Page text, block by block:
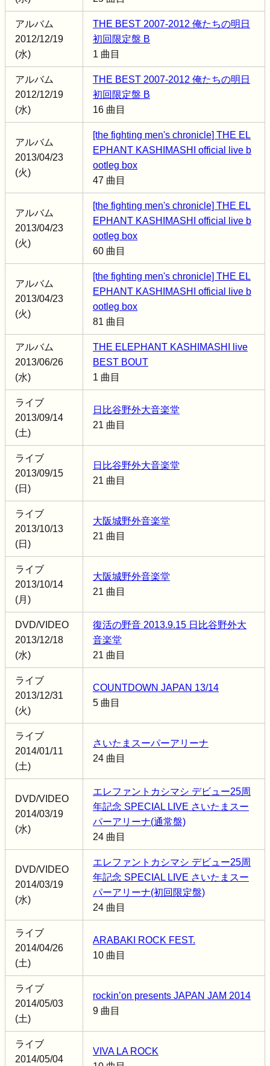
アルバム
2012/12/19
(水)
THE BEST 2007-2012 俺たちの明日
初回限定盤 B
1 曲目
アルバム
2012/12/19
(水)
THE BEST 2007-2012 俺たちの明日
初回限定盤 B
16 曲目
アルバム
2013/04/23
(火)
[the fighting men's chronicle] THE EL
EPHANT KASHIMASHI official live b
ootleg box
47 曲目
アルバム
2013/04/23
(火)
[the fighting men's chronicle] THE EL
EPHANT KASHIMASHI official live b
ootleg box
60 曲目
アルバム
2013/04/23
(火)
[the fighting men's chronicle] THE EL
EPHANT KASHIMASHI official live b
ootleg box
81 曲目
アルバム
2013/06/26
(水)
THE ELEPHANT KASHIMASHI live
BEST BOUT
1 曲目
ライブ
2013/09/14
(土)
日比谷野外大音楽堂
21 曲目
ライブ
2013/09/15
(日)
日比谷野外大音楽堂
21 曲目
ライブ
2013/10/13
(日)
大阪城野外音楽堂
21 曲目
ライブ
2013/10/14
(月)
大阪城野外音楽堂
21 曲目
DVD/VIDEO
2013/12/18
(水)
復活の野音 2013.9.15 日比谷野外大
音楽堂
21 曲目
ライブ
2013/12/31
(火)
COUNTDOWN JAPAN 13/14
5 曲目
ライブ
2014/01/11
(土)
さいたまスーパーアリーナ
24 曲目
DVD/VIDEO
2014/03/19
(水)
エレファントカシマシ デビュー25周
年記念 SPECIAL LIVE さいたまスー
パーアリーナ(通常盤)
24 曲目
DVD/VIDEO
2014/03/19
(水)
エレファントカシマシ デビュー25周
年記念 SPECIAL LIVE さいたまスー
パーアリーナ(初回限定盤)
24 曲目
ライブ
2014/04/26
(土)
ARABAKI ROCK FEST.
10 曲目
ライブ
2014/05/03
(土)
rockin’on presents JAPAN JAM 2014
9 曲目
ライブ
2014/05/04
VIVA LA ROCK